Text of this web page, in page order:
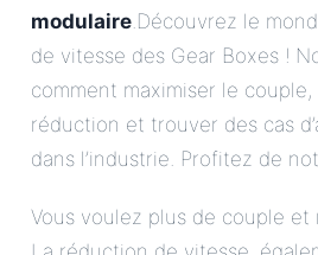
modulaire.Découvrez le
de vitesse des Gear Boxes !
comment maximiser le
réduction et trouver des cas
dans l’industrie. Profitez de
Vous voulez plus de couple et